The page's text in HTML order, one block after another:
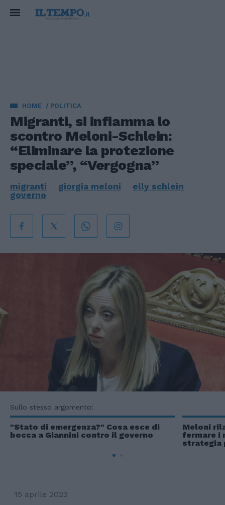
HOME POLITICA
Migranti, si infiamma lo
scontro Meloni-Schlein:
“Eliminare la protezione
speciale”, “Vergogna”
migranti giorgia meloni
elly schlein
governo
Sullo stesso argomento:
"Stato di emergenza?" Cosa esce di
bocca a Giannini contro il governo
Meloni
fermare i
strategia
15 aprile 2023